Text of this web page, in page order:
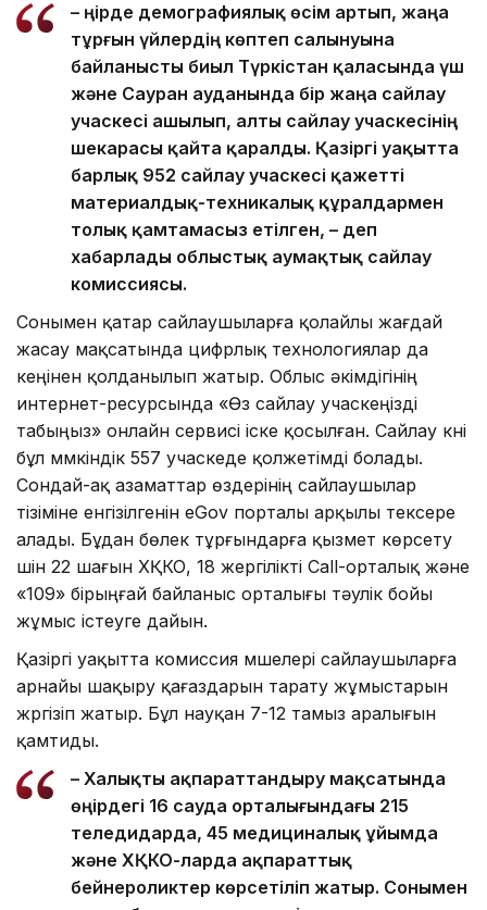
– Өңірде демографиялық өсім артып, жаңа
тұрғын үйлердің көптеп салынуына
байланысты биыл Түркістан қаласында үш
және Сауран ауданында бір жаңа сайлау
учаскесі ашылып, алты сайлау учаскесінің
шекарасы қайта қаралды. Қазіргі уақытта
барлық 952 сайлау учаскесі қажетті
материалдық-техникалық құралдармен
толық қамтамасыз етілген, – деп
хабарлады облыстық аумақтық сайлау
комиссиясы.
Сонымен қатар сайлаушыларға қолайлы жағдай
жасау мақсатында цифрлық технологиялар да
кеңінен қолданылып жатыр. Облыс әкімдігінің
интернет-ресурсында «Өз сайлау учаскеңізді
табыңыз» онлайн сервисі іске қосылған. Сайлау күні
бұл мүмкіндік 557 учаскеде қолжетімді болады.
Сондай-ақ азаматтар өздерінің сайлаушылар
тізіміне енгізілгенін eGov порталы арқылы тексере
алады. Бұдан бөлек тұрғындарға қызмет көрсету
үшін 22 шағын ХҚКО, 18 жергілікті Call-орталық және
«109» бірыңғай байланыс орталығы тәулік бойы
жұмыс істеуге дайын.
Қазіргі уақытта комиссия мүшелері сайлаушыларға
арнайы шақыру қағаздарын тарату жұмыстарын
жүргізіп жатыр. Бұл науқан 7-12 тамыз аралығын
қамтиды.
– Халықты ақпараттандыру мақсатында
өңірдегі 16 сауда орталығындағы 215
теледидарда, 45 медициналық ұйымда
және ХҚКО-ларда ақпараттық
бейнероликтер көрсетіліп жатыр. Сонымен